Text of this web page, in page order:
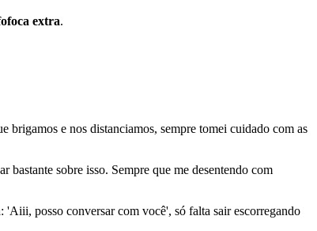
extra.
brigamos e nos distanciamos, sempre tomei cuidado com as
sobre isso. Sempre que me desentendo com
posso conversar com você', só falta sair escorregando